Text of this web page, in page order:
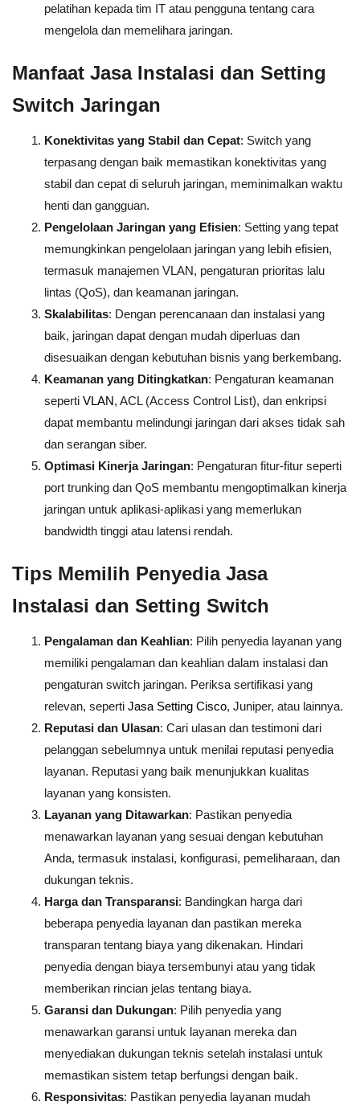
pelatihan kepada tim IT atau pengguna tentang cara
mengelola dan memelihara jaringan.
Manfaat Jasa Instalasi dan Setting
Switch Jaringan
Konektivitas yang Stabil dan Cepat: Switch yang
terpasang dengan baik memastikan konektivitas yang
stabil dan cepat di seluruh jaringan, meminimalkan waktu
henti dan gangguan.
Pengelolaan Jaringan yang Efisien: Setting yang tepat
memungkinkan pengelolaan jaringan yang lebih efisien,
termasuk manajemen VLAN, pengaturan prioritas lalu
lintas (QoS), dan keamanan jaringan.
Skalabilitas: Dengan perencanaan dan instalasi yang
baik, jaringan dapat dengan mudah diperluas dan
disesuaikan dengan kebutuhan bisnis yang berkembang.
Keamanan yang Ditingkatkan: Pengaturan keamanan
seperti VLAN, ACL (Access Control List), dan enkripsi
dapat membantu melindungi jaringan dari akses tidak sah
dan serangan siber.
Optimasi Kinerja Jaringan: Pengaturan fitur-fitur seperti
port trunking dan QoS membantu mengoptimalkan kinerja
jaringan untuk aplikasi-aplikasi yang memerlukan
bandwidth tinggi atau latensi rendah.
Tips Memilih Penyedia Jasa
Instalasi dan Setting Switch
Pengalaman dan Keahlian: Pilih penyedia layanan yang
memiliki pengalaman dan keahlian dalam instalasi dan
pengaturan switch jaringan. Periksa sertifikasi yang
relevan, seperti Jasa Setting Cisco, Juniper, atau lainnya.
Reputasi dan Ulasan: Cari ulasan dan testimoni dari
pelanggan sebelumnya untuk menilai reputasi penyedia
layanan. Reputasi yang baik menunjukkan kualitas
layanan yang konsisten.
Layanan yang Ditawarkan: Pastikan penyedia
menawarkan layanan yang sesuai dengan kebutuhan
Anda, termasuk instalasi, konfigurasi, pemeliharaan, dan
dukungan teknis.
Harga dan Transparansi: Bandingkan harga dari
beberapa penyedia layanan dan pastikan mereka
transparan tentang biaya yang dikenakan. Hindari
penyedia dengan biaya tersembunyi atau yang tidak
memberikan rincian jelas tentang biaya.
Garansi dan Dukungan: Pilih penyedia yang
menawarkan garansi untuk layanan mereka dan
menyediakan dukungan teknis setelah instalasi untuk
memastikan sistem tetap berfungsi dengan baik.
Responsivitas: Pastikan penyedia layanan mudah